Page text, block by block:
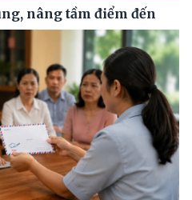
nâng tầm điểm đến